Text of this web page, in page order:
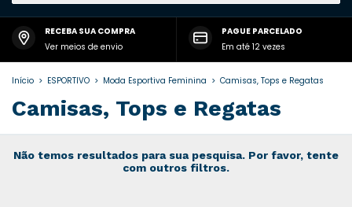
RECEBA SUA COMPRA
Ver meios de envio
PAGUE PARCELADO
Em até 12 vezes
Início > ESPORTIVO > Moda Esportiva Feminina > Camisas, Tops e Regatas
Camisas, Tops e Regatas
Não temos resultados para sua pesquisa. Por favor, tente
com outros filtros.